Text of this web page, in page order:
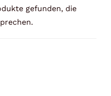
gefunden, die